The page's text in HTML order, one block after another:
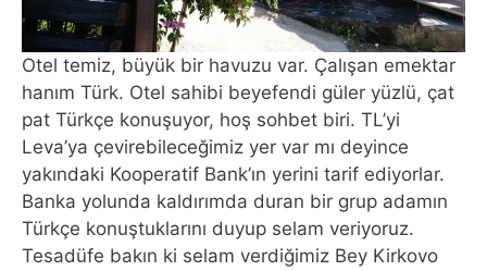
Otel temiz, büyük bir havuzu var. Çalışan emektar
hanım Türk. Otel sahibi beyefendi güler yüzlü, çat
pat Türkçe konuşuyor, hoş sohbet biri. TL’yi
Leva’ya çevirebileceğimiz yer var mı deyince
yakındaki Kooperatif Bank’ın yerini tarif ediyorlar.
Banka yolunda kaldırımda duran bir grup adamın
Türkçe konuştuklarını duyup selam veriyoruz.
Tesadüfe bakın ki selam verdiğimiz Bey Kirkovo